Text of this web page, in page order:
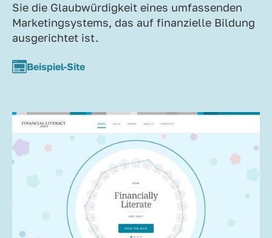
Sie die Glaubwürdigkeit eines umfassenden
Marketingsystems, das auf finanzielle Bildung
ausgerichtet ist.
Beispiel-Site